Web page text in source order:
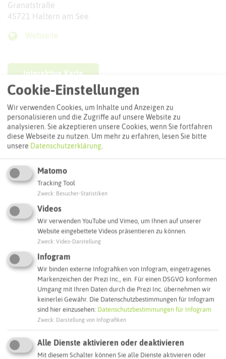
Granatstraße
45721 Haltern am See
Webseite
Interaktive Karte
Routenplanung zum Ziel:
ÖPNV-Route finden
Autoroute finden
ATTRAKTIONEN IN DER UMGEBUNG
Was ihr hier noch erleben könnt
HALTERN AM SEE
Cookie-Einstellungen
Wir verwenden Cookies, um Inhalte und Anzeigen zu
personalisieren und die Zugriffe auf unsere Website zu
analysieren. Sie akzeptieren unsere Cookies, wenn Sie fortfahren
diese Webseite zu nutzen. Um mehr zu erfahren, lesen Sie bitte
unsere Datenschutzerklärung.
Matomo
Tracking Tool
Zweck Besucher-Statistiken
Videos
Wir verwenden YouTube und Vimeo, um Ihnen auf unserer
Website eingebettete Videos präsentieren zu können.
Zweck Video-Darstellung
Infogram
Wir binden externe Infografiken von Infogram, eingetragenes
Markenzeichen der Prezi Inc., ein. Für einen DSGVO konformen
Umgang mit Ihren Daten durch die Prezi Inc. übernehmen wir
keinerlei Gewähr. Die Datenschutzbestimmungen für Infogram
sind hier einzusehen: Datenschutzbestimmungen für Infogram
Zweck Darstellung von Infografiken
Alle Dienste aktivieren oder deaktivieren
Mit diesem Schalter können Sie alle Dienste aktivieren oder